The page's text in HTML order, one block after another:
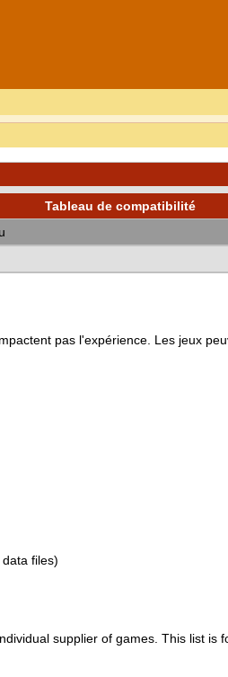
Tableau de compatibilité
pas l'expérience. Les jeux
files)
supplier of games. This list is